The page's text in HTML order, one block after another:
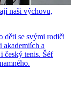
naši výchovu,
děti se svými rodiči
akademiích a
český tenis. Šéf